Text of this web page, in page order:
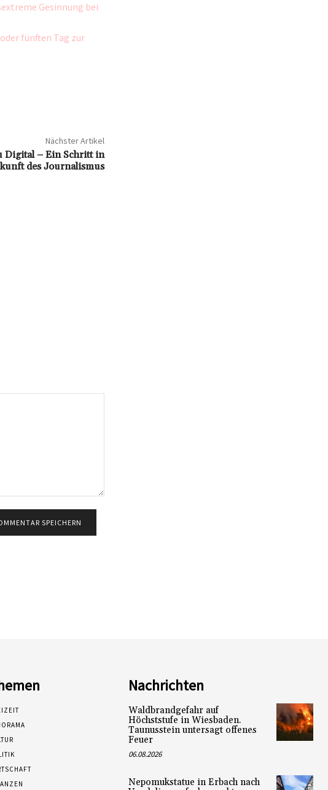
Gesinnung bei
fünften Tag zur
Nächster Artikel
Digital – Ein Schritt in
des Journalismus
Nachrichten
Waldbrandgefahr auf
Höchststufe in Wiesbaden.
Taunusstein untersagt offenes
Feuer
06.08.2026
Nepomukstatue in Erbach nach